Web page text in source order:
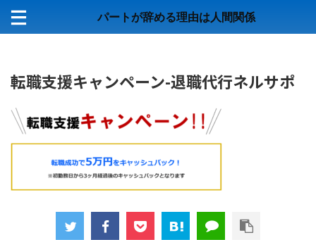
パートが辞める理由は人間関係
転職支援キャンペーン-退職代行ネルサポ